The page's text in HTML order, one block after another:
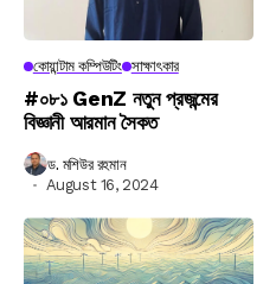
কোয়ান্টাম কম্পিউটিং সাক্ষাৎকার
#০৮১ GenZ নতুন প্রজন্মের
বিজ্ঞানী আরমান সৈকত
ড. মশিউর রহমান
August 16, 2024